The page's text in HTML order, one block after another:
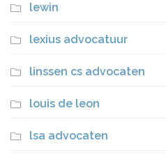
lewin
lexius advocatuur
linssen cs advocaten
louis de leon
lsa advocaten